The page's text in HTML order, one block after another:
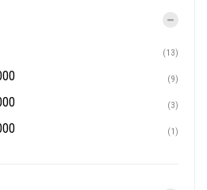
(13)
(9)
(3)
(1)